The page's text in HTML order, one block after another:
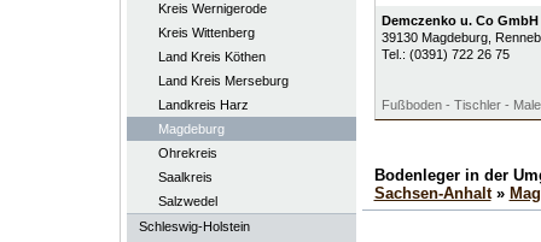
Kreis Wernigerode
Kreis Wittenberg
Land Kreis Köthen
Land Kreis Merseburg
Landkreis Harz
Magdeburg
Ohrekreis
Saalkreis
Salzwedel
Schleswig-Holstein
Demczenko u. Co GmbH
39130 Magdeburg,
Tel.: (0391) 722 26 75
Fußboden - Tischler -
Bodenleger in der
Sachsen-Anhalt»